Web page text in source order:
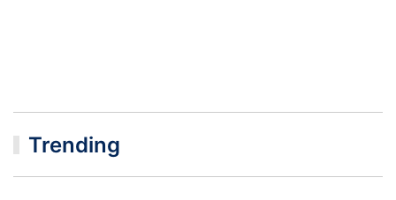
Trending